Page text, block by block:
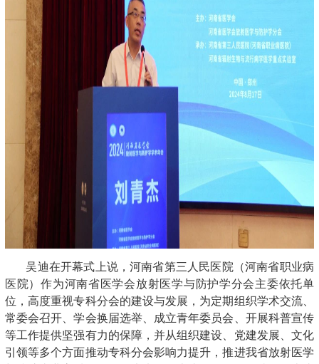
吴迪在开幕式上说，河南省第三人民医院（河南省职业病
医院）作为河南省医学会放射医学与防护学分会主委依托单
位，高度重视专科分会的建设与发展，为定期组织学术交流、
常委会召开、学会换届选举、成立青年委员会、开展科普宣传
等工作提供坚强有力的保障，并从组织建设、党建发展、文化
引领等多个方面推动专科分会影响力提升，推进我省放射医学